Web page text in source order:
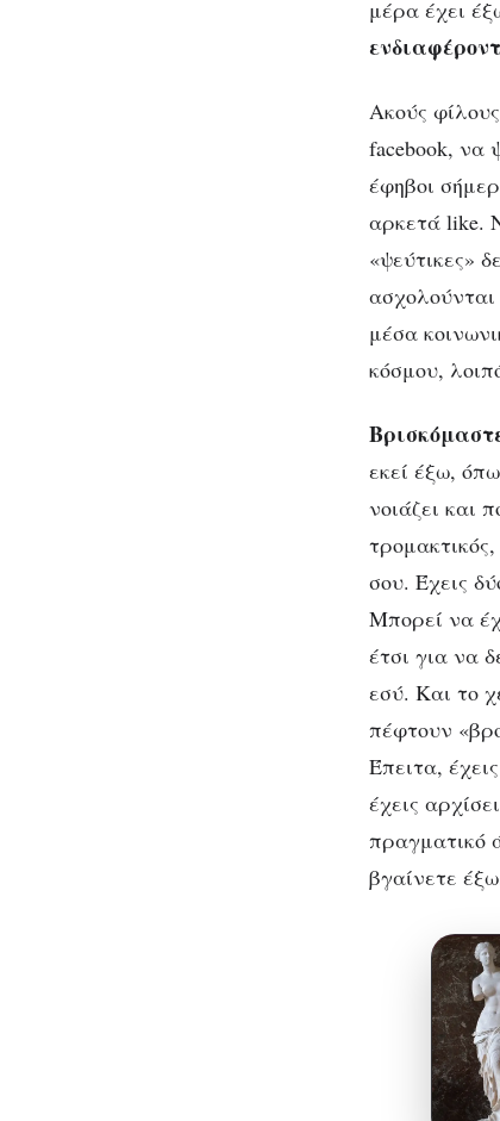
μέρα έχει
Ακούς
facebook, να
έφηβοι
αρκετά like.
«ψεύτικες»
ασχολούνται
μέσα
κόσμου,
εκεί έξω,
νοιάζει και
σου. Έχεις
Μπορεί να
έτσι για να
εσύ. Και το
πέφτουν
Έπειτα,
έχεις
πραγματικό
βγαίνετε